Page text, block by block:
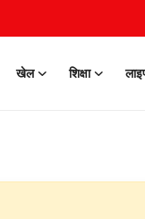
खेल शिक्षा